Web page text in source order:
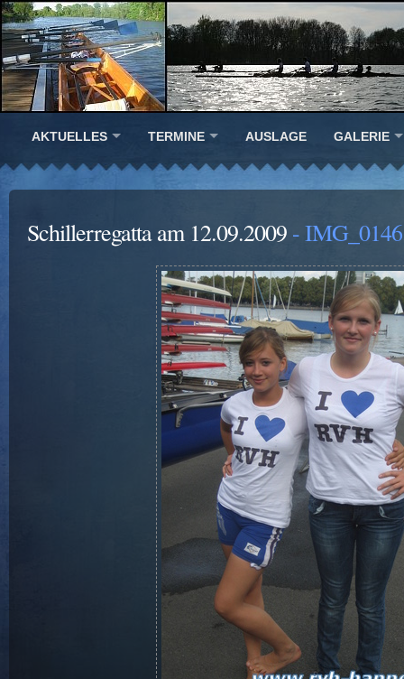
AKTUELLES TERMINE AUSLAGE GALERIE
Schillerregatta am 12.09.2009 -